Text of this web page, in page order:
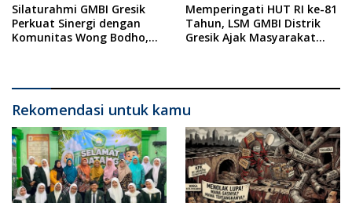
Silaturahmi GMBI Gresik
Perkuat Sinergi dengan
Komunitas Wong Bodho,
Massal dan Santunan Anak
Yatim
Memperingati HUT RI ke-81
Tahun, LSM GMBI Distrik
Gresik Ajak Masyarakat
Rekomendasi untuk kamu